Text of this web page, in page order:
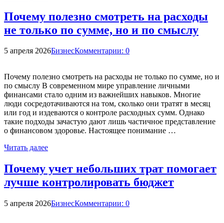
Почему полезно смотреть на расходы
не только по сумме, но и по смыслу
5 апреля 2026БизнесКомментарии: 0
Почему полезно смотреть на расходы не только по сумме, но и
по смыслу В современном мире управление личными
финансами стало одним из важнейших навыков. Многие
люди сосредотачиваются на том, сколько они тратят в месяц
или год и издеваются о контроле расходных сумм. Однако
такие подходы зачастую дают лишь частичное представление
о финансовом здоровье. Настоящее понимание …
Читать далее
Почему учет небольших трат помогает
лучше контролировать бюджет
5 апреля 2026БизнесКомментарии: 0